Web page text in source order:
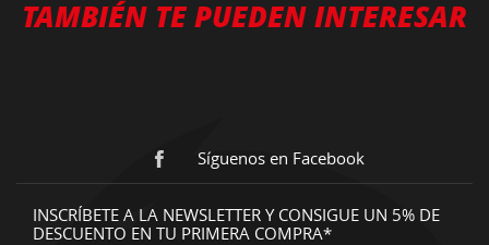
TAMBIÉN TE PUEDEN INTERESAR
Síguenos en Facebook
INSCRÍBETE A LA NEWSLETTER Y CONSIGUE UN 5% DE
DESCUENTO EN TU PRIMERA COMPRA*